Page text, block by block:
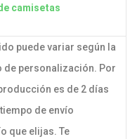
camisetas
puede variar según la
de personalización. Por
es de 2 días
de envío
que elijas. Te